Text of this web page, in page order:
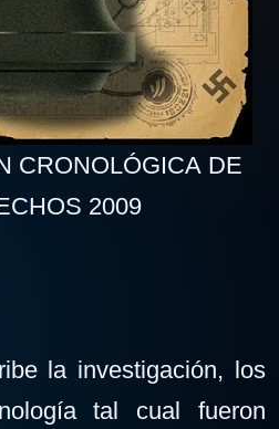
CRONOLÓGICA DE
2009
la investigación, los
tal cual fueron